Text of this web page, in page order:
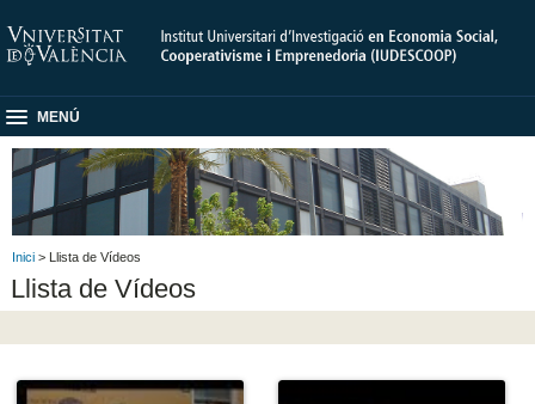
MENÚ
Inici > Llista de Vídeos
Llista de Vídeos